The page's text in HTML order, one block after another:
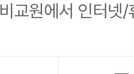
비교원에서 인터넷